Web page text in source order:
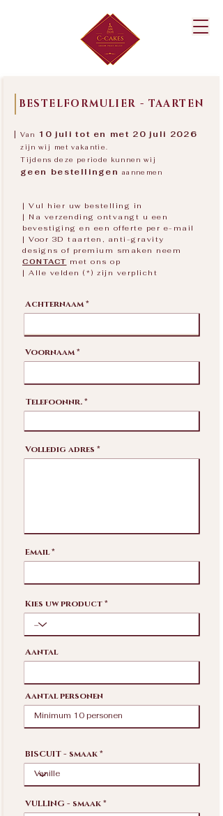
BESTELFORMULIER - TAARTEN
|Van 10 juli tot en met 20 juli 2026
zijn wij
met vakantie.
Tijdens deze periode kunnen wij
geen bestellingen aannemen
| Vul hier uw bestelling in
| Na verzending ontvangt u een
bevestiging en een offerte per e-mail
| Voor 3D taarten, anti-gravity
designs of premium smaken neem
CONTACT met ons op
| Alle velden (*) zijn verplicht
Achternaam
Voornaam
Telefoonnr.
Volledig adres
Email
Kies uw product
Aantal
Aantal personen
BISCUIT - smaak
VULLING - smaak